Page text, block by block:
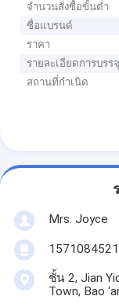
จำนวนสั่งซื้อขั้นต่ำ
ชื่อแบรนด์
ราคา
รายละเอียดการบรรจุ
สถานที่กำเนิด
Mrs. Joyce
ชั้น 2, Jian
Town, Bao